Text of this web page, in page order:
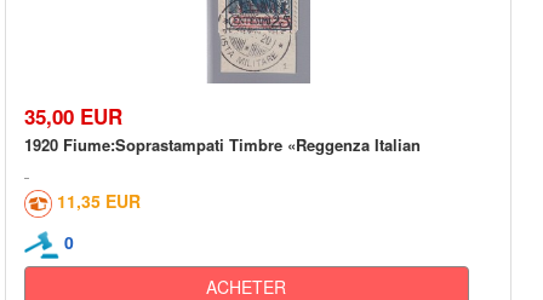
35,00 EUR
1920 Fiume:Soprastampati Timbre «Reggenza Italian
11,35 EUR
0
ACHETER